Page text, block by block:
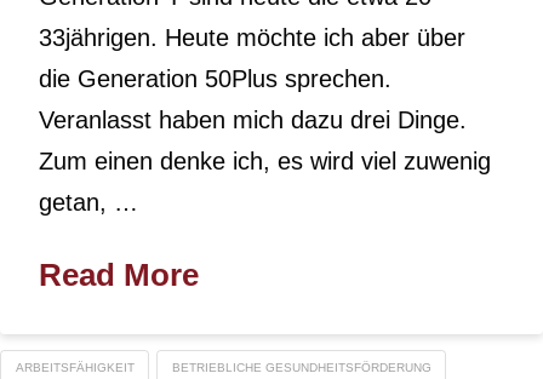
33jährigen. Heute möchte ich aber über
die Generation 50Plus sprechen.
Veranlasst haben mich dazu drei Dinge.
Zum einen denke ich, es wird viel zuwenig
getan, …
Read More
ARBEITSFÄHIGKEIT BETRIEBLICHE GESUNDHEITSFÖRDERUNG